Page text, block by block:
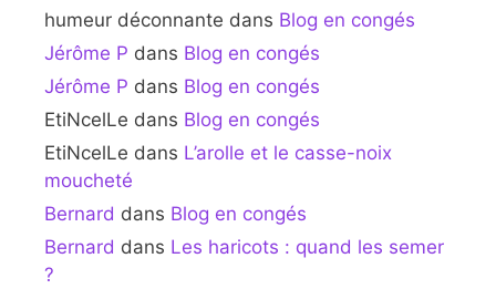
humeur déconnante dans Blog en congés
Jérôme P dans Blog en congés
Jérôme P dans Blog en congés
EtiNcelLe dans Blog en congés
EtiNcelLe dans L’arolle et le casse-noix
moucheté
Bernard dans Blog en congés
Bernard dans Les haricots : quand les semer
?